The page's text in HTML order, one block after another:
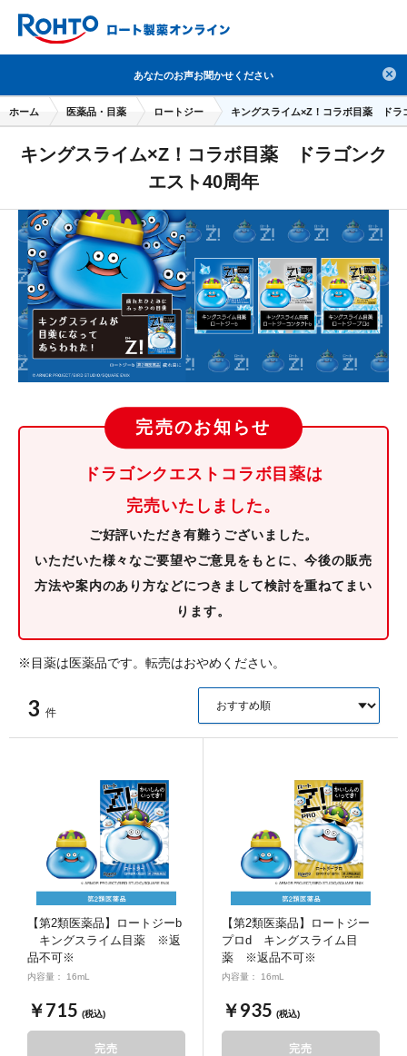
人気のキーワードで検索
目薬 ロートV5 日焼け止め 熱中症対策
デオコ セラミド オバジ ダーマセプトRX
冬虫夏草 セノビック エピステーム SKIO
メラノCC ケアセラ 美容サプリメント
ヘリオホワイト 制汗剤 洗顔 数量限定
ブランドから探す 使用用途から探す
成分から探す
ポイント交換品 を見る お問い合わせ
検索
商品を探す
サプリメント・食品
美容・スキンケア
∟ スキンケア
∟ メイク
∟ 美容サプリメント
医薬品・目薬
その他
お悩み・用途から探す
お得にお買い物
ポイントを貯める
ジャーナル(美容情報・健康情報・読み物)
スタッフのお気に入り
ロート製薬の想い
ご案内
お問い合わせ
ご利用ガイド
個人情報の取り扱い
医薬品の販売に関する表示
特定商取引に関する法律に基づく表記
ご利用環境
サイトマップ
あなたのお声お聞かせください
ホーム 医薬品・目薬 ロートジー キングスライム×Z！コラボ目薬 ドラ
キングスライム×Z！コラボ目薬 ドラゴンク
エスト40周年
ドラゴンクエストコラボ目薬は
完売いたしました。
ご好評いただき有難うございました。
いただいた様々なご要望やご意見をもとに、今後の販売
方法や案内のあり方などにつきまして検討を重ねてまい
ります。
※目薬は医薬品です。転売はおやめください。
3 件
【第2類医薬品】ロートジーb
キングスライム目薬 ※返
品不可※
内容量： 16mL
￥715 (税込)
完売
【第2類医薬品】ロートジー
プロd キングスライム目
薬 ※返品不可※
内容量： 16mL
￥935 (税込)
完売